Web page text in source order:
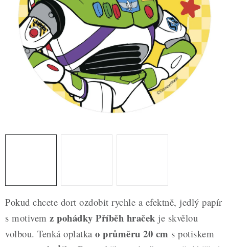
ZDRAVÉ PEČENÍ
DÁRKOVÉ POUKAZY
TÉMATICKÉ PRODUKTY
PROFI BALENÍ
Hodnocení obchodu
Blog
Moje objednávka
Podmínky ochrany osobních údajů
Pokud chcete dort ozdobit rychle a efektně, jedlý papír
s motivem z pohádky Příběh hraček je skvělou
volbou. Tenká oplatka o průměru 20 cm s potiskem